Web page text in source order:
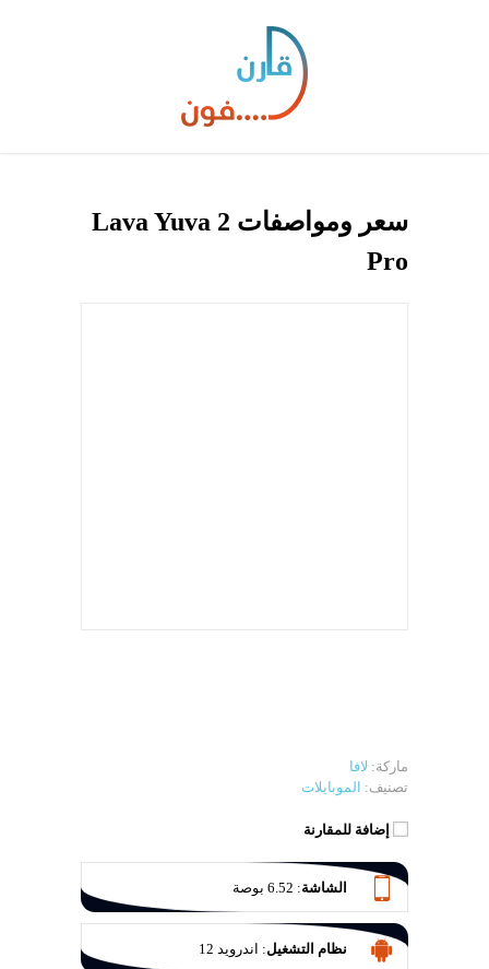
سعر ومواصفات Lava Yuva 2
Pro
ماركة: لافا
تصنيف: الموبايلات
إضافة للمقارنة
الشاشة: 6.52 بوصة
نظام التشغيل: اندرويد 12